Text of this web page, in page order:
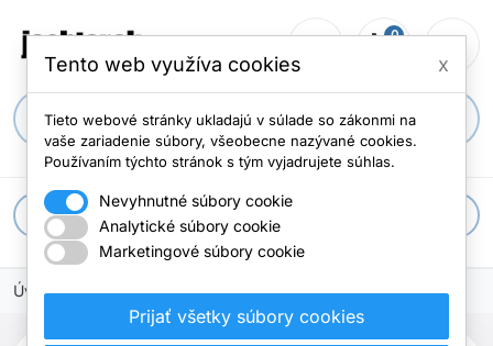
person_outline shopping_cart
0
Početmenu
apps Všetky kategórie
Úvodná stránka Oblečenie Tričká
Tento web využíva cookies x
Tieto webové stránky ukladajú v súlade so zákonmi na
vaše zariadenie súbory, všeobecne nazývané cookies.
Používaním týchto stránok s tým vyjadrujete súhlas.
Nevyhnutné súbory cookie
Analytické súbory cookie
Marketingové súbory cookie
Prijať všetky súbory cookies